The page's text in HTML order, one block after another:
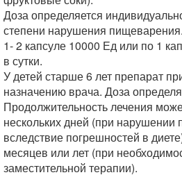
Доза определяется
степени нарушения
1- 2 капсуле 10000 Ед или по 1
в сутки.
У детей старше 6 лет препарат
назначению врача. Доза
Продолжительность лечения
нескольких дней (при
вследствие погрешностей в
месяцев или лет (при
заместительной терапии).